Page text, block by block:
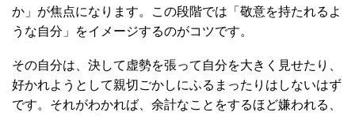
か」が焦点になります。この段階では「敬意を持たれるよ
うな自分」をイメージするのがコツです。
その自分は、決して虚勢を張って自分を大きく見せたり、
好かれようとして親切ごかしにふるまったりはしないはず
です。それがわかれば、余計なことをするほど嫌われる、